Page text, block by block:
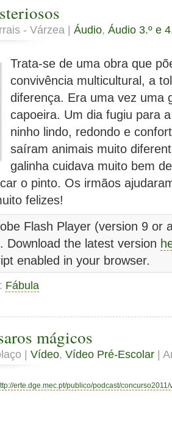
- Várzea | Áudio, Áudio 3.º e
Trata-se de uma obra que
convivência multicultural, a
diferença. Era uma vez uma
capoeira. Um dia fugiu para
ninho lindo, redondo e
saíram animais muito
galinha cuidava muito bem
o pinto. Os irmãos
felizes!
Flash Player (version 9 or
Download the latest version
enabled in your browser.
Fábula
mágicos
| Vídeo, Vídeo Pré-Escolar |
erte.dge.mec.pt/publico/podcast/